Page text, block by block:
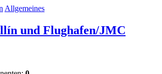
Allgemeines
und Flughafen/JMC